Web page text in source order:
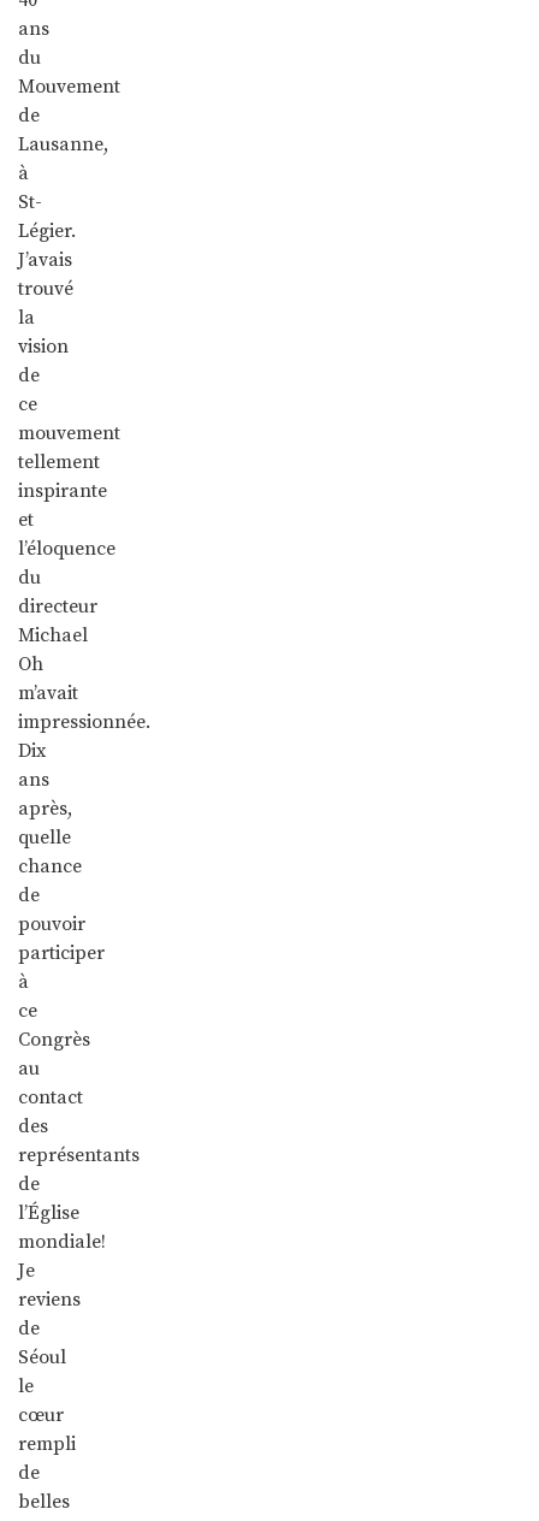
ans
du
Mouvement
de
Lausanne,
à
St-
Légier.
J’avais
trouvé
la
vision
de
ce
mouvement
tellement
inspirante
et
l’éloquence
du
directeur
Michael
Oh
m’avait
impressionnée.
Dix
ans
après,
quelle
chance
de
pouvoir
participer
à
ce
Congrès
au
contact
des
représentants
de
l’Église
mondiale!
Je
reviens
de
Séoul
le
cœur
rempli
de
belles